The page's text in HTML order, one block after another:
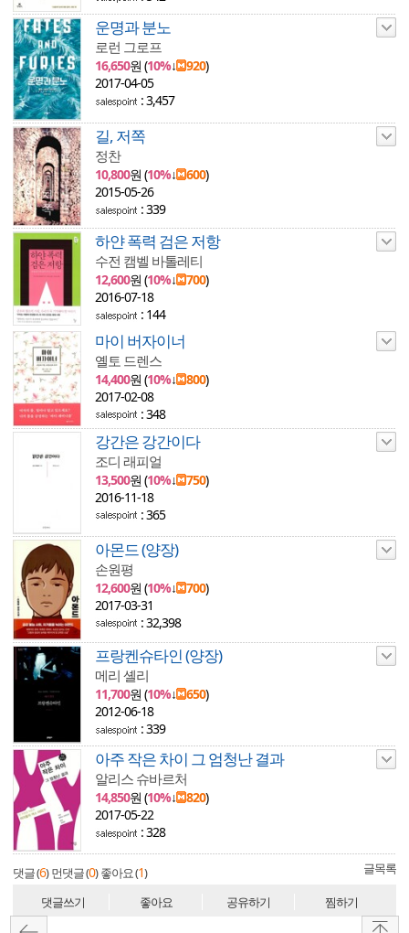
운명과 분노
로런 그로프
16,650원 (10%↓ 920)
2017-04-05
: 3,457
길, 저쪽
정찬
10,800원 (10%↓ 600)
2015-05-26
: 339
하얀 폭력 검은 저항
수전 캠벨 바톨레티
12,600원 (10%↓ 700)
2016-07-18
: 144
마이 버자이너
옐토 드렌스
14,400원 (10%↓ 800)
2017-02-08
: 348
강간은 강간이다
조디 래피얼
13,500원 (10%↓ 750)
2016-11-18
: 365
아몬드 (양장)
손원평
12,600원 (10%↓ 700)
2017-03-31
: 32,398
프랑켄슈타인 (양장)
메리 셸리
11,700원 (10%↓ 650)
2012-06-18
: 339
아주 작은 차이 그 엄청난 결과
알리스 슈바르처
14,850원 (10%↓ 820)
2017-05-22
: 328
댓글 (6) 먼댓글 (0) 좋아요 (1) 글목록
댓글쓰기 좋아요 공유하기 찜하기